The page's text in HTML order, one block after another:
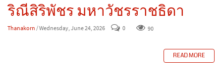
ริณีสิริพัชร มหาวัชรราชธิดา
Thanakorn / Wednesday, June 24, 2026 0 90
READ MORE